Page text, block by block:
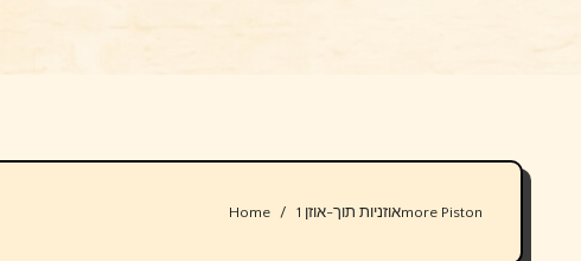
Home אוזניות תוך-אוזן 1more Piston